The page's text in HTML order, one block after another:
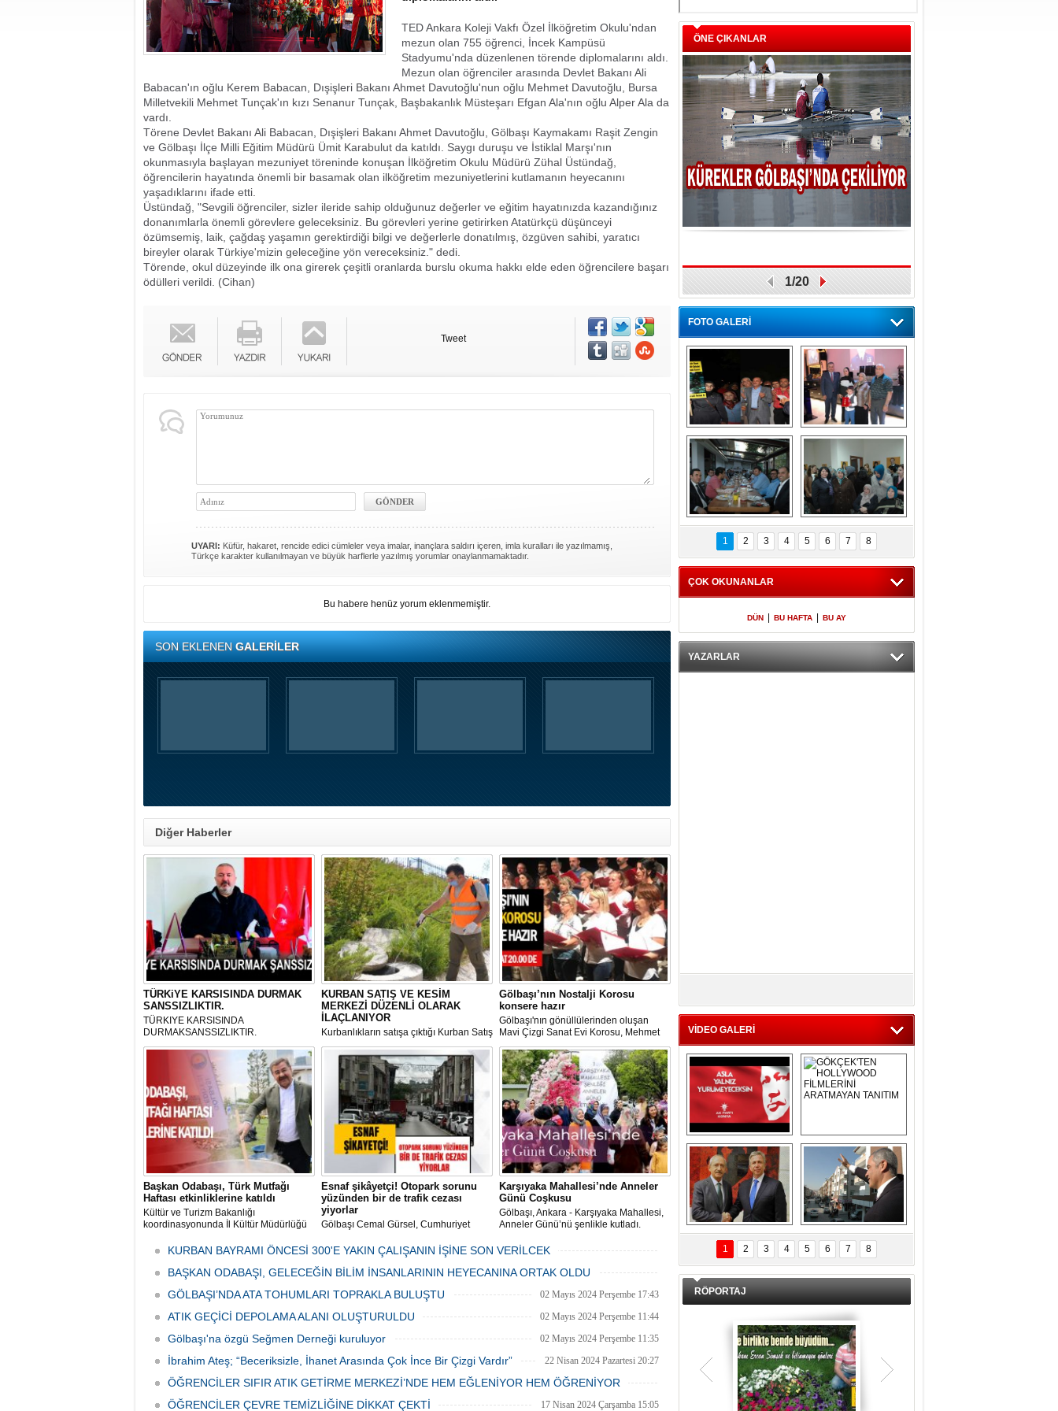
TED Ankara Koleji Vakfı Özel İlköğretim Okulu'ndan
mezun olan 755 öğrenci, İncek Kampüsü
Stadyumu'nda düzenlenen törende diplomalarını aldı.
Mezun olan öğrenciler arasında Devlet Bakanı Ali
Babacan'ın oğlu Kerem Babacan, Dışişleri Bakanı Ahmet Davutoğlu'nun oğlu Mehmet Davutoğlu, Bursa
Milletvekili Mehmet Tunçak'ın kızı Senanur Tunçak, Başbakanlık Müsteşarı Efgan Ala'nın oğlu Alper Ala da
vardı.
Törene Devlet Bakanı Ali Babacan, Dışişleri Bakanı Ahmet Davutoğlu, Gölbaşı Kaymakamı Raşit Zengin
ve Gölbaşı İlçe Milli Eğitim Müdürü Ümit Karabulut da katıldı. Saygı duruşu ve İstiklal Marşı'nın
okunmasıyla başlayan mezuniyet töreninde konuşan İlköğretim Okulu Müdürü Zühal Üstündağ,
öğrencilerin hayatında önemli bir basamak olan ilköğretim mezuniyetlerini kutlamanın heyecanını
yaşadıklarını ifade etti.
Üstündağ, "Sevgili öğrenciler, sizler ileride sahip olduğunuz değerler ve eğitim hayatınızda kazandığınız
donanımlarla önemli görevlere geleceksiniz. Bu görevleri yerine getirirken Atatürkçü düşünceyi
özümsemiş, laik, çağdaş yaşamın gerektirdiği bilgi ve değerlerle donatılmış, özgüven sahibi, yaratıcı
bireyler olarak Türkiye'mizin geleceğine yön vereceksiniz." dedi.
Törende, okul düzeyinde ilk ona girerek çeşitli oranlarda burslu okuma hakkı elde eden öğrencilere başarı
ödülleri verildi. (Cihan)
Tweet
UYARI: Küfür, hakaret, rencide edici cümleler veya imalar, inançlara saldırı içeren, imla kuralları ile yazılmamış,
Türkçe karakter kullanılmayan ve büyük harflerle yazılmış yorumlar onaylanmamaktadır.
Bu habere henüz yorum eklenmemiştir.
SON EKLENENGALERİLER
Diğer Haberler
TÜRKiYE KARSISINDA DURMAK
SANSSIZLIKTIR.
TÜRKIYE KARSISINDA
DURMAKSANSSIZLIKTIR.
KURBAN SATIŞ VE KESİM
MERKEZİ DÜZENLİ OLARAK
İLAÇLANIYOR
Kurbanlıkların satışa çıktığı Kurban Satış
ve Kesim Merkezi, haşere ve
mikropların önüne geçilmesi amacıyla
her gün Gölbaşı Belediyesi ekipleri
tarafından düzenli olarak ilaçlanıyor.
Gölbaşı’nın Nostalji Korosu
konsere hazır
Gölbaşı'nın gönüllülerinden oluşan
Mavi Çizgi Sanat Evi Korosu, Mehmet
Akif Ersoy Kültür Merkezi’nde vereceği
konsere hızır.
Başkan Odabaşı, Türk Mutfağı
Haftası etkinliklerine katıldı
Kültür ve Turizm Bakanlığı
koordinasyonunda İl Kültür Müdürlüğü
Haftası" etkinlikleri Ankara'da devam
Esnaf şikâyetçi! Otopark sorunu
yüzünden bir de trafik cezası
yiyorlar
Gölbaşı Cemal Gürsel, Cumhuriyet
bulunan esnaf ve alışverişe gelen
vatandaşlar park cezaları yüzünden
canından bezdi.
Karşıyaka Mahallesi’nde Anneler
Günü Coşkusu
Gölbaşı, Ankara - Karşıyaka Mahallesi,
Anneler Günü’nü şenlikle kutladı.
öncülüğünde düzenlenen 1. Karşıyaka
KURBAN BAYRAMI ÖNCESİ 300'E YAKIN ÇALIŞANIN İŞİNE SON VERİLCEK
06 Mayıs 2024 Pazartesi 15:47
BAŞKAN ODABAŞI, GELECEĞİN BİLİM İNSANLARININ HEYECANINA ORTAK OLDU
06 Mayıs 2024 Pazartesi 15:31
GÖLBAŞI’NDA ATA TOHUMLARI TOPRAKLA BULUŞTU 02 Mayıs 2024 Perşembe 17:43
ATIK GEÇİCİ DEPOLAMA ALANI OLUŞTURULDU 02 Mayıs 2024 Perşembe 11:44
Gölbaşı'na özgü Seğmen Derneği kuruluyor 02 Mayıs 2024 Perşembe 11:35
İbrahim Ateş; “Beceriksizle, İhanet Arasında Çok İnce Bir Çizgi Vardır” 22 Nisan 2024 Pazartesi 20:27
ÖĞRENCİLER SIFIR ATIK GETİRME MERKEZİ’NDE HEM EĞLENİYOR HEM ÖĞRENİYOR
20 Nisan 2024 Cumartesi 15:26
ÖĞRENCİLER ÇEVRE TEMİZLİĞİNE DİKKAT ÇEKTİ 17 Nisan 2024 Çarşamba 15:05
ÖNE ÇIKANLAR
1/20
FOTO GALERİ
Gölbaşı GAZZE
İÇİN YÜRÜDÜ
Kaymakamlıktan
iftar yemeği
Kaymakamlıktan
iftar yemeği
NERGÜL
YILDIRIM SEÇİM
BÜROSUNU AÇTI
1 2 3 4 5 6 7 8
ÇOK OKUNANLAR
DÜN BU HAFTA BU AY
YAZARLAR
VİDEO GALERİ
Asla Yalnız
Yürümeyeceksin
Uzun Adam
GÖKÇEK'TEN
HOLLYWOOD
FİLMLERİNİ
ARATMAYAN
TANITIM
DAL İÇERİ ZÜBÜK!
ERCAN ŞİMŞEK
GÖLBAŞI'NDA
KASIRGA ETKİSİ
YARATTI !
1 2 3 4 5 6 7 8
RÖPORTAJ
Teşrik tekbiri nedir? Ne anlama gelir?